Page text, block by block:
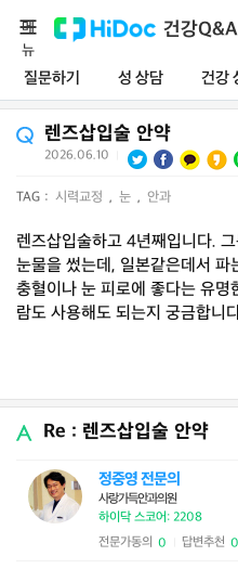
건강Q&A
질문하기 성 상담 건강
메
뉴
렌즈삽입술 안약
2026.06.10
TAG : 시력교정 , 눈 , 안과
렌즈삽입술하고 4년째입니다.
눈물을 썼는데, 일본같은데서
충혈이나 눈 피로에 좋다는 유
람도 사용해도 되는지 궁금합니
Re : 렌즈삽입술 안약
정중영 전문의
사랑가득안과의원
하이닥 스코어: 2208
전문가동의 0 답변추천 0